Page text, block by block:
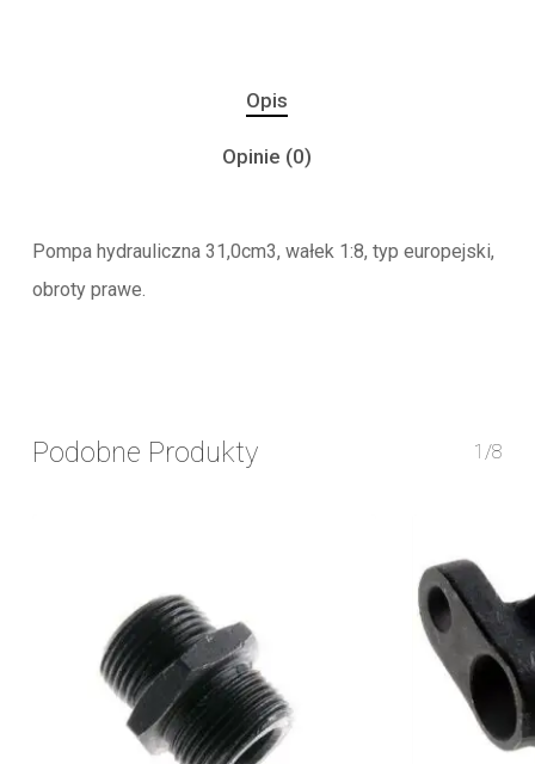
Opis
Opinie (0)
Pompa hydrauliczna 31,0cm3, wałek 1:8, typ europejski,
obroty prawe.
Podobne Produkty 1/8